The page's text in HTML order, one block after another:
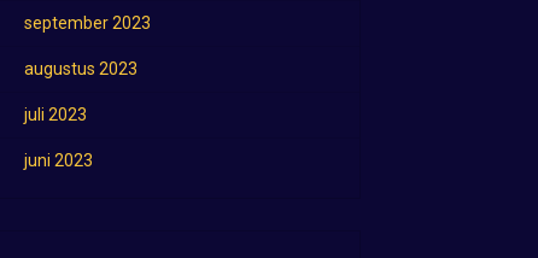
september 2023
augustus 2023
juli 2023
juni 2023